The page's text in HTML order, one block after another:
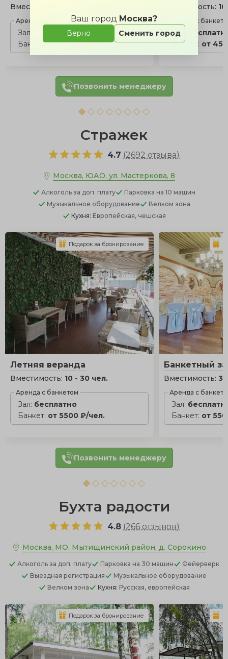
Ваш город Москва?
Верно Сменить город
Вместимость:
Аренда с банкетом
Зал:
бесплатно
Банкет:от 4500 ₽/чел.
Вместимость:
Аренда с
Зал:
Банкет: от
Позвонить менеджеру
Стражек
4.7 (2692 отзыва)
Москва, ЮАО, ул. Мастеркова, 8
Алкоголь за доп. плату Парковка на 10 машин
Музыкальное оборудование
Велком зона
Кухня: Европейская, чешская
Летняя веранда
Вместимость: 10 - 30 чел.
Аренда с банкетом
Зал: бесплатно
Банкет: от 5500 ₽/чел.
Подарок за бронирование
Банкетный
Вместимость:
Аренда с
Зал:
Банкет: от
Позвонить менеджеру
Бухта радости
4.8 (266 отзывов)
Москва, МО, Мытищинский район, д. Сорокино
Алкоголь за доп. плату Парковка на 30 машин
Фейерверк
Выездная регистрация
Музыкальное оборудование
Велком зона
Кухня: Русская, европейская
Подарок за бронирование